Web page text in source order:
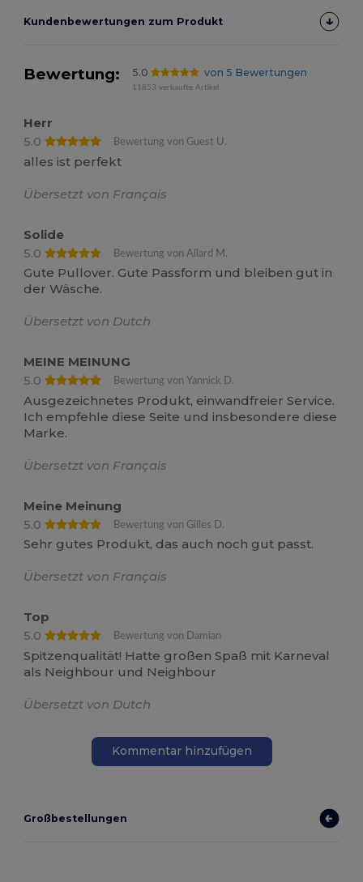
Kundenbewertungen zum Produkt
Bewertung: 5.0 von 5 Bewertungen
11853 verkaufte Artikel
Herr
5.0
Bewertung von Guest U.
alles ist perfekt
Übersetzt von Français
Solide
5.0
Bewertung von Allard M.
Gute Pullover. Gute Passform und bleiben gut in
der Wäsche.
Übersetzt von Dutch
MEINE MEINUNG
5.0
Bewertung von Yannick D.
Ausgezeichnetes Produkt, einwandfreier Service.
Ich empfehle diese Seite und insbesondere diese
Marke.
Übersetzt von Français
Meine Meinung
5.0
Bewertung von Gilles D.
Sehr gutes Produkt, das auch noch gut passt.
Übersetzt von Français
Top
5.0
Bewertung von Damian
Spitzenqualität! Hatte großen Spaß mit Karneval
als Neighbour und Neighbour
Übersetzt von Dutch
Kommentar hinzufügen
Großbestellungen